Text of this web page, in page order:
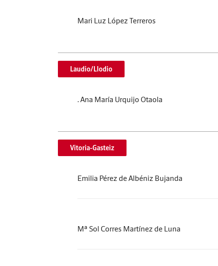
Mari Luz López Terreros
Laudio/Llodio
. Ana María Urquijo Otaola
Vitoria-Gasteiz
Emilia Pérez de Albéniz Bujanda
Mª Sol Corres Martínez de Luna